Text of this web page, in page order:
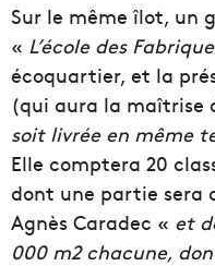
Sur le même îlot, un
« L’école des
écoquartier, et la
(qui aura la maîtrise
soit livrée en même
Elle comptera 20
dont une partie sera
Agnès Caradec « et
000 m2 chacune,